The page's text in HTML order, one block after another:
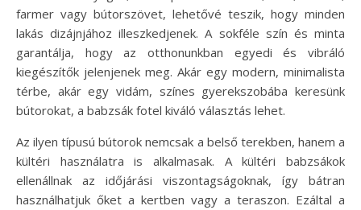
farmer vagy bútorszövet, lehetővé teszik, hogy minden
lakás dizájnjához illeszkedjenek. A sokféle szín és minta
garantálja, hogy az otthonunkban egyedi és vibráló
kiegészítők jelenjenek meg. Akár egy modern, minimalista
térbe, akár egy vidám, színes gyerekszobába keresünk
bútorokat, a babzsák fotel kiváló választás lehet.
Az ilyen típusú bútorok nemcsak a belső terekben, hanem a
kültéri használatra is alkalmasak. A kültéri babzsákok
ellenállnak az időjárási viszontagságoknak, így bátran
használhatjuk őket a kertben vagy a teraszon. Ezáltal a